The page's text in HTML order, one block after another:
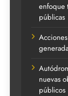
enfoque
públicas
nuevas
públicos